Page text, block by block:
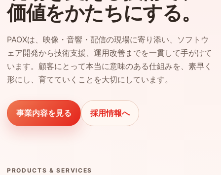
価値をかたちにする。
PAOXは、映像・音響・配信の現場に寄り添い、ソフトウ
ェア開発から技術支援、運用改善までを一貫して手がけて
います。顧客にとって本当に意味のある仕組みを、素早く
形にし、育てていくことを大切にしています。
事業内容を見る 採用情報へ
PRODUCTS & SERVICES